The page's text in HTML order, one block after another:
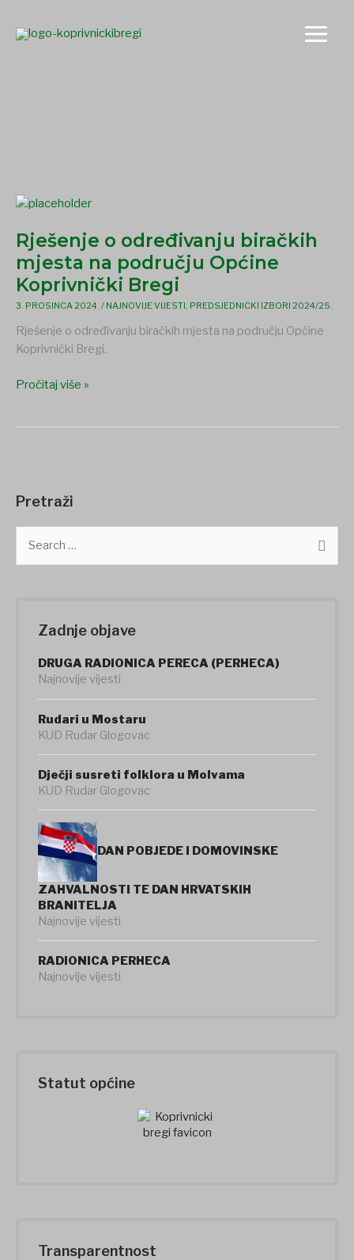
content
Rješenje o određivanju biračkih
mjesta na području Općine
Koprivnički Bregi
3. PROSINCA 2024. / NAJNOVIJE VIJESTI, PREDSJEDNICKI IZBORI 2024/25.
Rješenje o određivanju biračkih mjesta na području Općine
Koprivnički Bregi.
Rješenje
određivanju
biračkih
mjesta
na
području
Općine
Koprivnički
Pročitaj više »
Pretraži
e
Zadnje objave
DRUGA RADIONICA PERECA (PERHECA)
Najnovije vijesti
Rudari u Mostaru
KUD Rudar Glogovac
Dječji susreti folklora u Molvama
KUD Rudar Glogovac
DAN POBJEDE I DOMOVINSKE
ZAHVALNOSTI TE DAN HRVATSKIH
BRANITELJA
Najnovije vijesti
RADIONICA PERHECA
Najnovije vijesti
Statut općine
Transparentnost